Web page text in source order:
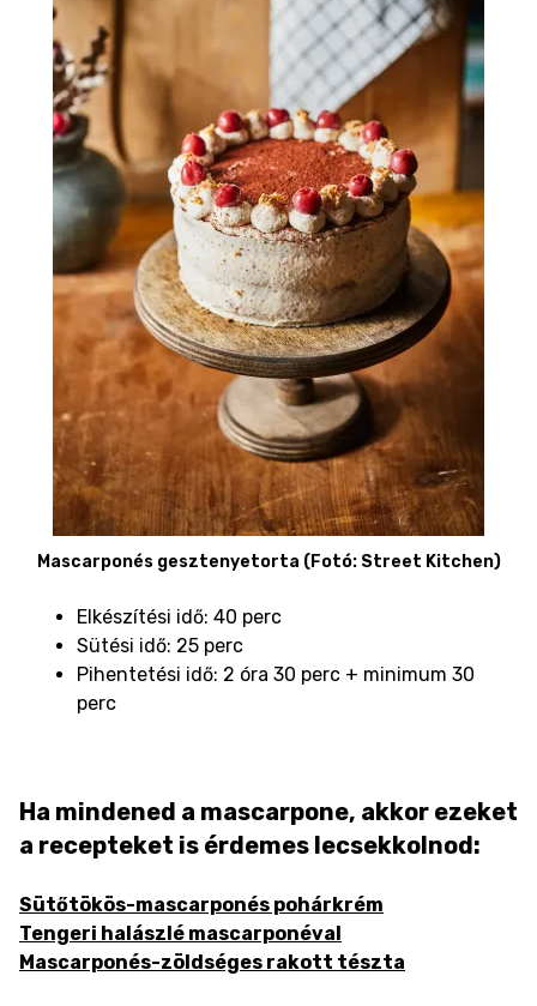
Mascarponés gesztenyetorta (Fotó: Street Kitchen)
Elkészítési idő: 40 perc
Sütési idő: 25 perc
Pihentetési idő: 2 óra 30 perc + minimum 30
perc
Ha mindened a mascarpone, akkor ezeket
a recepteket is érdemes lecsekkolnod:
Sütőtökös-mascarponés pohárkrém
Tengeri halászlé mascarponéval
Mascarponés-zöldséges rakott tészta